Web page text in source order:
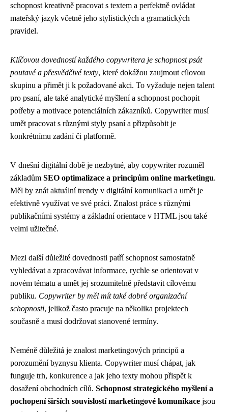
schopnost kreativně pracovat s textem a perfektně ovládat
mateřský jazyk včetně jeho stylistických a gramatických
pravidel.
Klíčovou dovedností každého copywritera je schopnost psát
poutavé a přesvědčivé texty, které dokážou zaujmout cílovou
skupinu a přimět ji k požadované akci. To vyžaduje nejen talent
pro psaní, ale také analytické myšlení a schopnost pochopit
potřeby a motivace potenciálních zákazníků. Copywriter musí
umět pracovat s různými styly psaní a přizpůsobit je
konkrétnímu zadání či platformě.
V dnešní digitální době je nezbytné, aby copywriter rozuměl
základům SEO optimalizace a principům online marketingu.
Měl by znát aktuální trendy v digitální komunikaci a umět je
efektivně využívat ve své práci. Znalost práce s různými
publikačními systémy a základní orientace v HTML jsou také
velmi užitečné.
Mezi další důležité dovednosti patří schopnost samostatně
vyhledávat a zpracovávat informace, rychle se orientovat v
novém tématu a umět jej srozumitelně představit cílovému
publiku. Copywriter by měl mít také dobré organizační
schopnosti, jelikož často pracuje na několika projektech
současně a musí dodržovat stanovené termíny.
Neméně důležitá je znalost marketingových principů a
porozumění byznysu klienta. Copywriter musí chápat, jak
funguje trh, konkurence a jak jeho texty mohou přispět k
dosažení obchodních cílů. Schopnost strategického myšlení a
pochopení širších souvislostí marketingové komunikace jsou